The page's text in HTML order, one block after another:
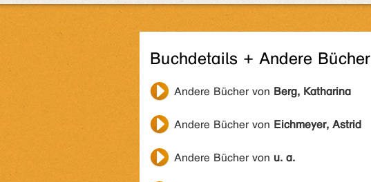
Buchdetails + Andere Bücher
Andere Bücher von Berg, Katharina
Andere Bücher von Eichmeyer, Astrid
Andere Bücher von u. a.